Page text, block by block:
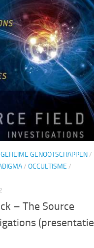
GEHEIME GENOOTSCHAPPEN/
/ OCCULTISME /
– The Source
(presentatie